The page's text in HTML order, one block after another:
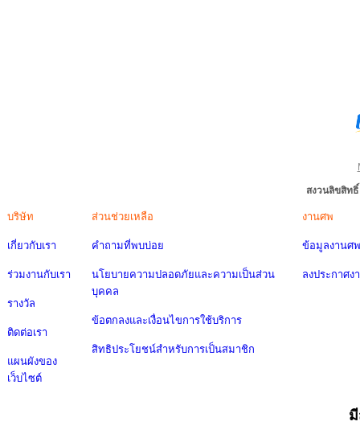
สงวนลิขสิท
บริษัท
เกี่ยวกับเรา
ร่วมงานกับเรา
รางวัล
ติดต่อเรา
แผนผังของ
เว็บไซต์
ส่วนช่วยเหลือ
คำถามที่พบบ่อย
นโยบายความปลอดภัยและความเป็นส่วน
บุคคล
ข้อตกลงและเงื่อนไขการใช้บริการ
สิทธิประโยชน์สำหรับการเป็นสมาชิก
งานศพ
ข้อมูลงานศพ
ลงประกาศง